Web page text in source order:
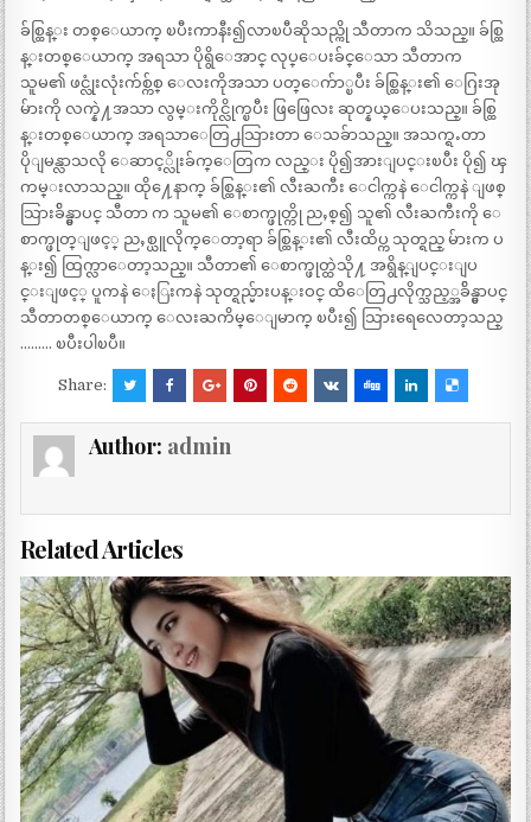
ခ်စ္ထြန္း တစ္ေယာက္ ၿပီးကာနီး၍လာၿပီဆိုသည္ကို သီတာက သိသည္။ ခ်စ္ထြ
န္းတစ္ေယာက္ အရသာ ပိုရွိေအာင္ လုပ္ေပးခ်င္ေသာ သီတာက
သူမ၏ ဖင္လုံးလုံးက်စ္က်စ္ ေလးကိုအသာ ပတ္ေက်ာ္ၿပီး ခ်စ္ထြန္း၏ ေဂြးအု
မ်ားကို လက္နဲ႔အသာ လွမ္းကိုင္လိုက္ၿပီး ဖြဖြေလး ဆုတ္နယ္ေပးသည္။ ခ်စ္ထြ
န္းတစ္ေယာက္ အရသာေတြ႕သြားတာ ေသခ်ာသည္။ အသက္ရႉတာ
ပိုျမန္လာသလို ေဆာင့္လိုးခ်က္ေတြက လည္း ပို၍အားျပင္းၿပီး ပို၍ ၾ
ကမ္းလာသည္။ ထို႔ေနာက္ ခ်စ္ထြန္း၏ လီးႀကီး ေငါက္ကနဲ ေငါက္ကနဲ ျဖစ္
သြားခ်ိန္မွာပင္ သီတာ က သူမ၏ ေစာက္ဖုတ္ကို ညႇစ္၍ သူ၏ လီးႀကီးကို ေ
စာက္ဖုတ္ျဖင့္ ညႇစ္ယူလိုက္ေတာ့ရာ ခ်စ္ထြန္း၏ လီးထိပ္က သုတ္ရည္ မ်ားက ပ
န္း၍ ထြက္လာေတာ့သည္။ သီတာ၏ ေစာက္ဖုတ္ထဲသို႔ အရွိန္ျပင္းျပ
င္းျဖင့္ ပူကနဲ ေႏြးကနဲ သုတ္ရည္မ်ားပန္းဝင္ ထိေတြ႕လိုက္သည့္အခ်ိန္မွာပင္
သီတာတစ္ေယာက္ ေလးႀကိမ္ေျမာက္ ၿပီး၍ သြားရေလေတာ့သည္
……… ၿပီးပါၿပီ။
Share:
Author: admin
Related Articles